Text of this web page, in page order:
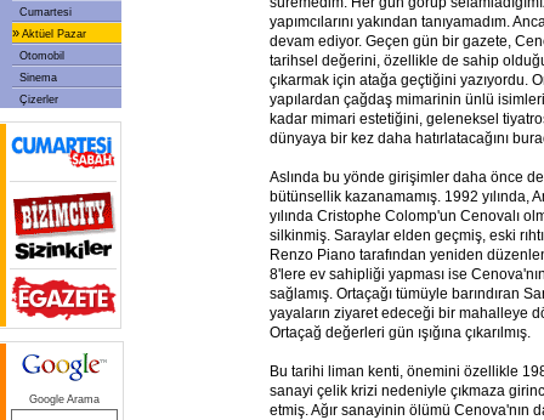
Cumartesi
» Aktüel Pazar
Otomobil
Sinema
Çizerler
Google Arama
yapımcılarını yakından tanıyamadım.
devam ediyor. Geçen gün bir gazete,
tarihsel değerini, özellikle de sahip
çıkarmak için atağa geçtiğini yazıyordu.
yapılardan çağdaş mimarinin ünlü
kadar mimari estetiğini, geleneksel
dünyaya bir kez daha hatırlatacağını
Aslında bu yönde girişimler daha önce
bütünsellik kazanamamış. 1992 yılında,
yılında Cristophe Colomp'un Cenovalı
silkinmiş. Saraylar elden geçmiş, eski
Renzo Piano tarafından yeniden
8'lere ev sahipliği yapması ise
sağlamış. Ortaçağı tümüyle barındıran
yayaların ziyaret edeceği bir mahalleye
Ortaçağ değerleri gün ışığına çıkarılmış.
Bu tarihi liman kenti, önemini özellikle
sanayi çelik krizi nedeniyle çıkmaza
etmiş. Ağır sanayinin ölümü Cenova'nın